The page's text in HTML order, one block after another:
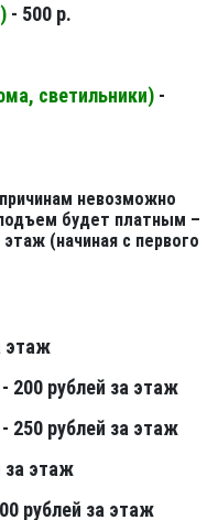
) - 500 р.
светильники) -
невозможно
будет платным –
(начиная с первого
этаж
- 200 рублей за этаж
- 250 рублей за этаж
за этаж
рублей за этаж